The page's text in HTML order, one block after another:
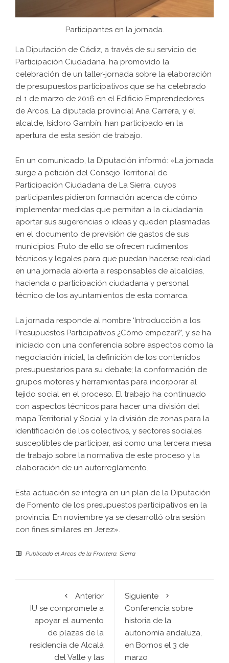
Participantes en la jornada.
La Diputación de Cádiz, a través de su servicio de
Participación Ciudadana, ha promovido la
celebración de un taller-jornada sobre la elaboración
de presupuestos participativos que se ha celebrado
el 1 de marzo de 2016 en el Edificio Emprendedores
de Arcos. La diputada provincial Ana Carrera, y el
alcalde, Isidoro Gambín, han participado en la
apertura de esta sesión de trabajo.
En un comunicado, la Diputación informó: «La jornada
surge a petición del Consejo Territorial de
Participación Ciudadana de La Sierra, cuyos
participantes pidieron formación acerca de cómo
implementar medidas que permitan a la ciudadanía
aportar sus sugerencias o ideas y queden plasmadas
en el documento de previsión de gastos de sus
municipios. Fruto de ello se ofrecen rudimentos
técnicos y legales para que puedan hacerse realidad
en una jornada abierta a responsables de alcaldías,
hacienda o participación ciudadana y personal
técnico de los ayuntamientos de esta comarca.
La jornada responde al nombre ‘Introducción a los
Presupuestos Participativos ¿Cómo empezar?’, y se ha
iniciado con una conferencia sobre aspectos como la
negociación inicial, la definición de los contenidos
presupuestarios para su debate; la conformación de
grupos motores y herramientas para incorporar al
tejido social en el proceso. El trabajo ha continuado
con aspectos técnicos para hacer una división del
mapa Territorial y Social y la división de zonas para la
identificación de los colectivos, y sectores sociales
susceptibles de participar, así como una tercera mesa
de trabajo sobre la normativa de este proceso y la
elaboración de un autorreglamento.
Esta actuación se integra en un plan de la Diputación
de Fomento de los presupuestos participativos en la
provincia. En noviembre ya se desarrolló otra sesión
con fines similares en Jerez».
Publicado elArcos de la Frontera, Sierra
Anterior
IU se compromete a
apoyar el aumento
de plazas de la
residencia de Alcalá
del Valle y las
Siguiente
Conferencia sobre
historia de la
autonomía andaluza,
en Bornos el 3 de
marzo